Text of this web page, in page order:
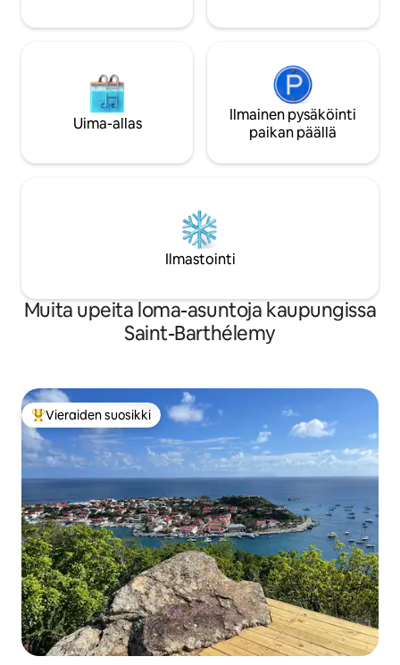
Uima-allas
Ilmainen pysäköinti
paikan päällä
Ilmastointi
Muita upeita loma-asuntoja kaupungissa
Saint-Barthélemy
Vieraiden suosikkien parhaimmistoa
Vieraiden suosikki